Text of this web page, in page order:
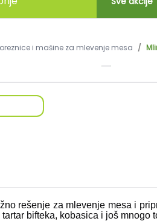
i mašine za mlevenje mesa /
rešenje za mlevenje mesa i
bifteka, kobasica i još mnogo